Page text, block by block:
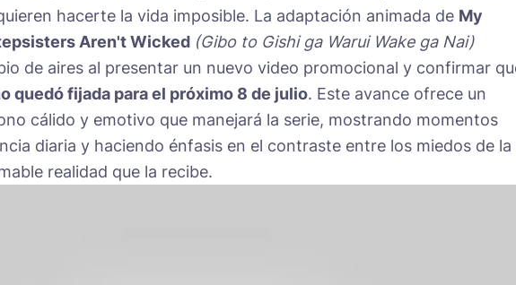
hacerte la vida imposible. La adaptación animada de My
Aren't Wicked (Gibo to Gishi ga Warui Wake ga Nai)
de aires al presentar un nuevo video promocional y confirmar
quedó fijada para el próximo 8 de julio. Este avance ofrece un
cálido y emotivo que manejará la serie, mostrando momentos
diaria y haciendo énfasis en el contraste entre los miedos de la
realidad que la recibe.